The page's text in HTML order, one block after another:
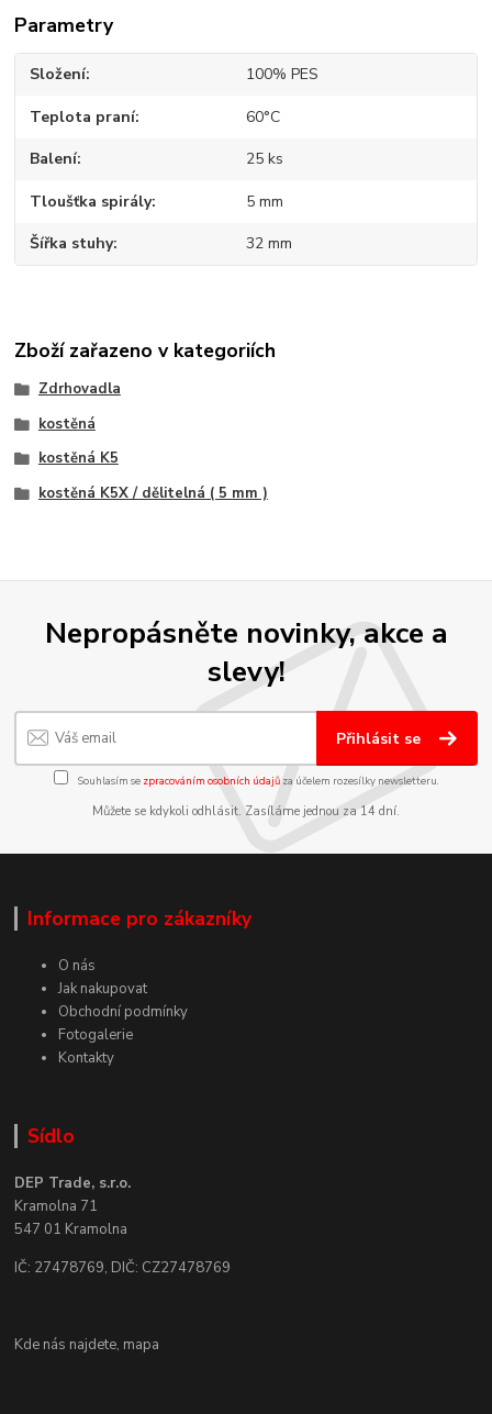
Parametry
Složení 100% PES
Teplota praní 60°C
Balení 25 ks
Tloušťka spirály 5 mm
Šířka stuhy 32 mm
Zboží zařazeno v kategoriích
Zdrhovadla
kostěná
kostěná K5
kostěná K5X / dělitelná ( 5 mm )
Nepropásněte novinky, akce a
slevy!
Přihlásit se
Souhlasím se zpracováním osobních údajůza účelem rozesílky newsletteru.
Můžete se kdykoli odhlásit. Zasíláme jednou za 14 dní.
Informace pro zákazníky
O nás
Jak nakupovat
Obchodní podmínky
Fotogalerie
Kontakty
Sídlo
DEP Trade, s.r.o.
Kramolna 71
547 01 Kramolna
IČ: 27478769, DIČ: CZ27478769
Kde nás najdete, mapa